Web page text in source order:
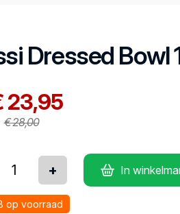
Dressed Bowl
23,95
€ 28,00
+ In
op voorraad